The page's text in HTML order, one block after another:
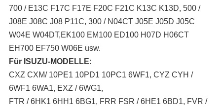
700 / E13C F17C F17E F20C F21C K13C K13D, 500 /
J08E J08C J08 P11C, 300 / N04CT J05E J05D J05C
W04E W04DT,EK100 EM100 ED100 H07D H06CT
EH700 EF750 W06E usw.
Für ISUZU-MODELLE:
CXZ CXM/ 10PE1 10PD1 10PC1 6WF1, CYZ CYH /
6WF1 6WA1, EXZ / 6WG1,
FTR / 6HK1 6HH1 6BG1, FRR FSR / 6HE1 6BD1, FVR /